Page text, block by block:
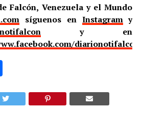
Falcón, Venezuela y el Mundo
síguenos en Instagramy
y en
Compartir